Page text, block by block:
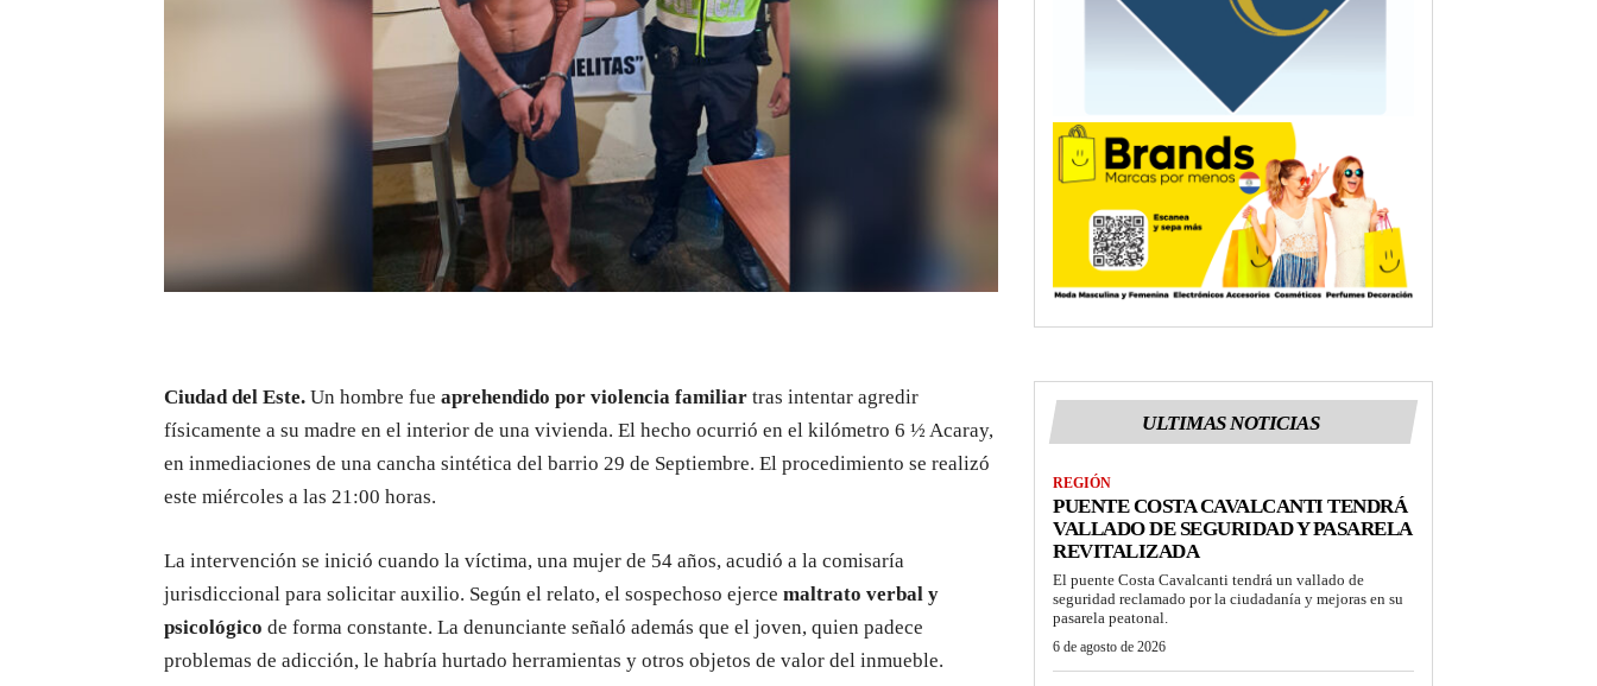
Ciudad del Este. Un hombre fue aprehendido por violencia familiar tras intentar agredir
físicamente a su madre en el interior de una vivienda. El hecho ocurrió en el kilómetro 6 ½ Acaray,
en inmediaciones de una cancha sintética del barrio 29 de Septiembre. El procedimiento se realizó
este miércoles a las 21:00 horas.
La intervención se inició cuando la víctima, una mujer de 54 años, acudió a la comisaría
jurisdiccional para solicitar auxilio. Según el relato, el sospechoso ejerce maltrato verbal y
psicológico de forma constante. La denunciante señaló además que el joven, quien padece
problemas de adicción, le habría hurtado herramientas y otros objetos de valor del inmueble.
ULTIMAS NOTICIAS
REGIÓN
PUENTE COSTA CAVALCANTI TENDRÁ
VALLADO DE SEGURIDAD Y PASARELA
REVITALIZADA
El puente Costa Cavalcanti tendrá un vallado de
seguridad reclamado por la ciudadanía y mejoras en su
pasarela peatonal.
6 de agosto de 2026